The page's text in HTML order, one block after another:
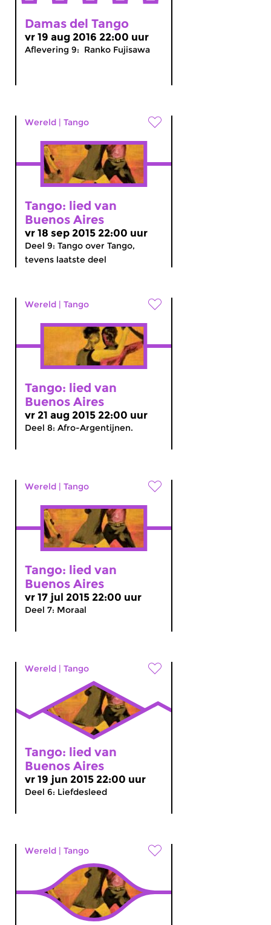
Damas del Tango
vr 19 aug 2016 22:00 uur
Aflevering 9: Ranko Fujisawa
Wereld | Tango
Tango: lied van
Buenos Aires
vr 18 sep 2015 22:00 uur
Deel 9: Tango over Tango,
tevens laatste deel
Wereld | Tango
Tango: lied van
Buenos Aires
vr 21 aug 2015 22:00 uur
Deel 8: Afro-Argentijnen.
Wereld | Tango
Tango: lied van
Buenos Aires
vr 17 jul 2015 22:00 uur
Deel 7: Moraal
Wereld | Tango
Tango: lied van
Buenos Aires
vr 19 jun 2015 22:00 uur
Deel 6: Liefdesleed
Wereld | Tango